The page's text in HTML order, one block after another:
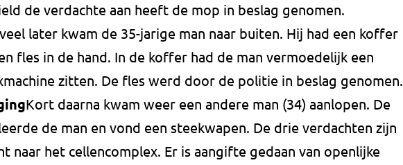
de verdachte aan heeft de mop in beslag genomen.
later kwam de 35-jarige man naar buiten. Hij had een koffer
fles in de hand. In de koffer had de man vermoedelijk een
zitten. De fles werd door de politie in beslag genomen.
Kort daarna kwam weer een andere man (34) aanlopen. De
de man en vond een steekwapen. De drie verdachten zijn
naar het cellencomplex. Er is aangifte gedaan van openlijke